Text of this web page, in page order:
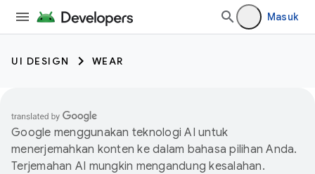
Masuk
UI DESIGN WEAR
Google menggunakan teknologi AI untuk
menerjemahkan konten ke dalam bahasa pilihan Anda.
Terjemahan AI mungkin mengandung kesalahan.